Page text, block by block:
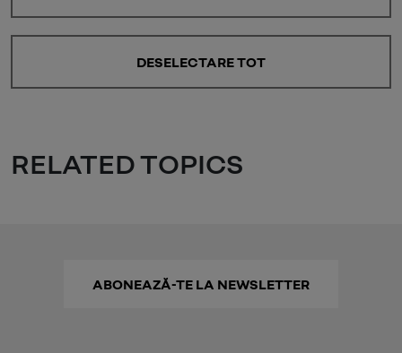
DESELECTARE TOT
RELATED TOPICS
ABONEAZĂ-TE LA NEWSLETTER